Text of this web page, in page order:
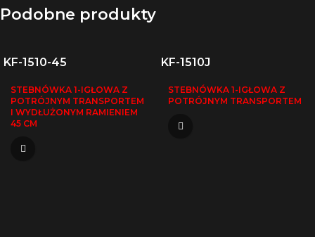
Podobne produkty
KF-1510-45
STEBNÓWKA 1-IGŁOWA Z
POTRÓJNYM TRANSPORTEM
I WYDŁUŻONYM RAMIENIEM
45 CM
KF-1510J
STEBNÓWKA 1-IGŁOWA Z
POTRÓJNYM TRANSPORTEM